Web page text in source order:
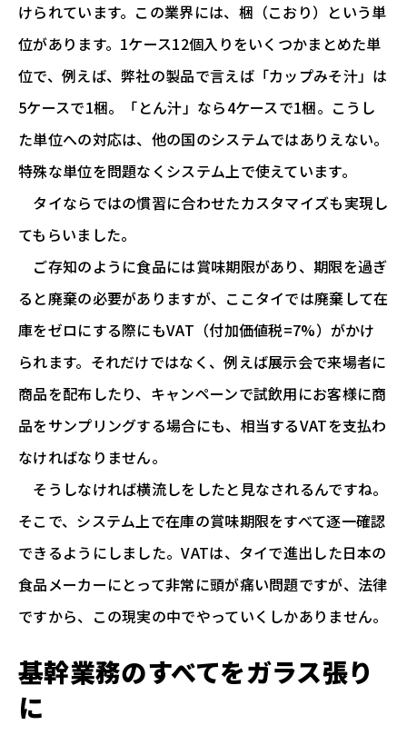
けられています。この業界には、梱（こおり）という単
位があります。1ケース12個入りをいくつかまとめた単
位で、例えば、弊社の製品で言えば「カップみそ汁」は
5ケースで1梱。「とん汁」なら4ケースで1梱。こうし
た単位への対応は、他の国のシステムではありえない。
特殊な単位を問題なくシステム上で使えています。
タイならではの慣習に合わせたカスタマイズも実現し
てもらいました。
ご存知のように食品には賞味期限があり、期限を過ぎ
ると廃棄の必要がありますが、ここタイでは廃棄して在
庫をゼロにする際にもVAT（付加価値税=7%）がかけ
られます。それだけではなく、例えば展示会で来場者に
商品を配布したり、キャンペーンで試飲用にお客様に商
品をサンプリングする場合にも、相当するVATを支払わ
なければなりません。
そうしなければ横流しをしたと見なされるんですね。
そこで、システム上で在庫の賞味期限をすべて逐一確認
できるようにしました。VATは、タイで進出した日本の
食品メーカーにとって非常に頭が痛い問題ですが、法律
ですから、この現実の中でやっていくしかありません。
基幹業務のすべてをガラス張り
に